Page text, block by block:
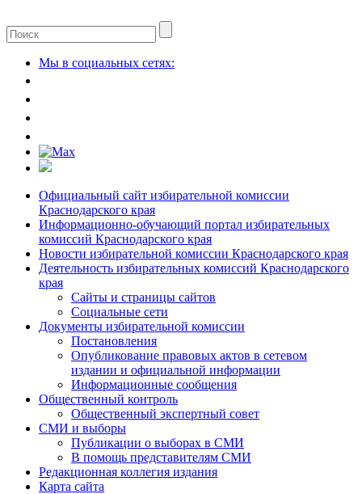
Мы в социальных сетях:
Официальный сайт избирательной комиссии
Краснодарского края
Информационно-обучающий портал избирательных
комиссий Краснодарского края
Новости избирательной комиссии Краснодарского края
Деятельность избирательных комиссий Краснодарского
края
Сайты и страницы сайтов
Социальные сети
Документы избирательной комиссии
Постановления
Опубликование правовых актов в сетевом
издании и официальной информации
Информационные сообщения
Общественный контроль
Общественный экспертный совет
СМИ и выборы
Публикации о выборах в СМИ
В помощь представителям СМИ
Редакционная коллегия издания
Карта сайта